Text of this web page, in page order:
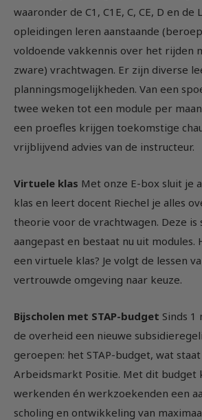
waaronder de C1, C1E, C, CE, D en de
opleidingen leren aanstaande
voldoende vakkennis over het rijden
zware) vrachtwagen. Er zijn diverse
planningsmogelijkheden. Van een
twee weken tot een module per
een proefles krijgen toekomstige
vrijblijvend advies van de instructeur.
Virtuele klas Met onze E-box sluit je
klas en leert docent Riechel je alles
theorie voor de vrachtwagen. Deze is
aangepast en bestaat nu uit modules.
een virtuele klas? Je volgt de lessen
vertrouwde omgeving naar keuze.
Bijscholen met STAP-budget Sinds
de overheid een nieuwe
geroepen: het STAP-budget, wat
Arbeidsmarkt Positie. Met dit budget
werkenden én werkzoekenden een
scholing en ontwikkeling van